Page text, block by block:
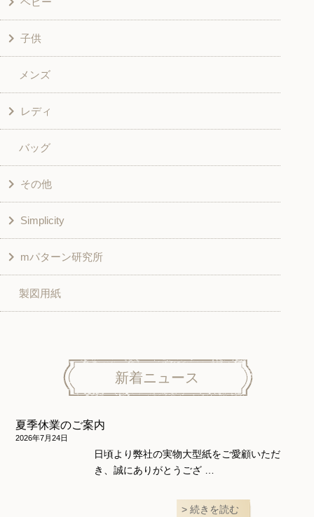
洋服
和風衣類
グッズ
子供
ワンピース
シャツ・ブラウス
スカート・パンツ
和風衣類
入園入学グッズ
その他
メンズ
レディ
シャツ・ブラウス
チュニック
ワンピース
ベスト・ジャケット・コート
スカート
ニット地専用
和風衣類
バッグ
その他
学校家庭科教材用
その他
Simplicity
こども＆ベビー
ボトムス
ワンピース＆スーツ
ウェディング・コスチューム
mパターン研究所
子供服
ワンピース
スカート・パンツ
製図用紙
新着ニュース
夏季休業のご案内
2026年7月24日
日頃より弊社の実物大型紙をご愛顧いただ
き、誠にありがとうござ …
続きを読む